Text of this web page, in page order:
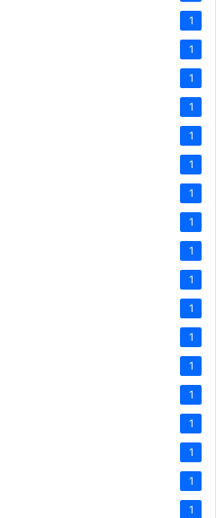
1
1
1
1
1
1
1
1
1
1
1
1
1
1
1
1
1
1